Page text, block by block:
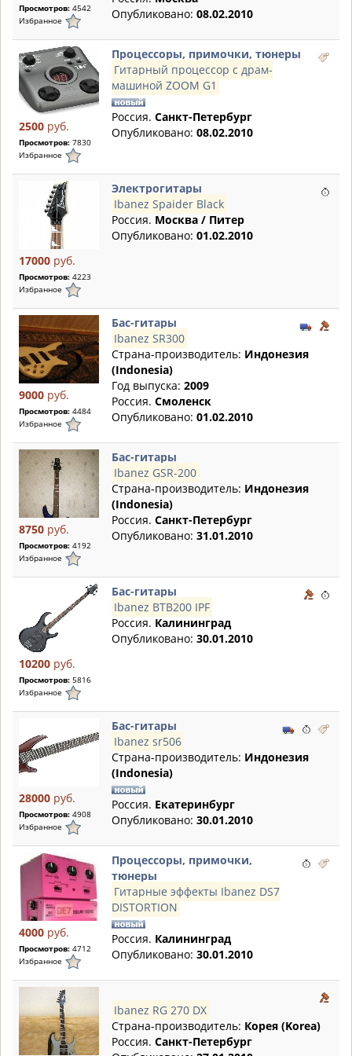
Просмотров: 4542
Избранное
Опубликовано: 08.02.2010
2500 руб.
Просмотров: 7830
Избранное
Процессоры, примочки, тюнеры
Гитарный процессор с драм-
машиной ZOOM G1
Россия. Санкт-Петербург
Опубликовано: 08.02.2010
17000 руб.
Просмотров: 4223
Избранное
Электрогитары
Ibanez Spaider Black
Россия. Москва / Питер
Опубликовано: 01.02.2010
9000 руб.
Просмотров: 4484
Избранное
Бас-гитары
Ibanez SR300
Страна-производитель: Индонезия
(Indonesia)
Год выпуска: 2009
Россия. Смоленск
Опубликовано: 01.02.2010
8750 руб.
Просмотров: 4192
Избранное
Бас-гитары
Ibanez GSR-200
Страна-производитель: Индонезия
(Indonesia)
Россия. Санкт-Петербург
Опубликовано: 31.01.2010
10200 руб.
Просмотров: 5816
Избранное
Бас-гитары
Ibanez BTB200 IPF
Россия. Калининград
Опубликовано: 30.01.2010
28000 руб.
Просмотров: 4908
Избранное
Бас-гитары
Ibanez sr506
Страна-производитель: Индонезия
(Indonesia)
Россия. Екатеринбург
Опубликовано: 30.01.2010
4000 руб.
Просмотров: 4712
Избранное
Процессоры, примочки,
тюнеры
Гитарные эффекты Ibanez DS7
DISTORTION
Россия. Калининград
Опубликовано: 30.01.2010
Ibanez RG 270 DX
Страна-производитель: Корея (Korea)
Россия. Санкт-Петербург